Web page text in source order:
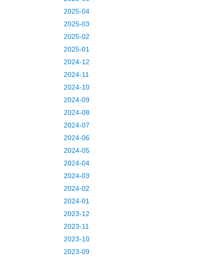
2025-04
2025-03
2025-02
2025-01
2024-12
2024-11
2024-10
2024-09
2024-08
2024-07
2024-06
2024-05
2024-04
2024-03
2024-02
2024-01
2023-12
2023-11
2023-10
2023-09